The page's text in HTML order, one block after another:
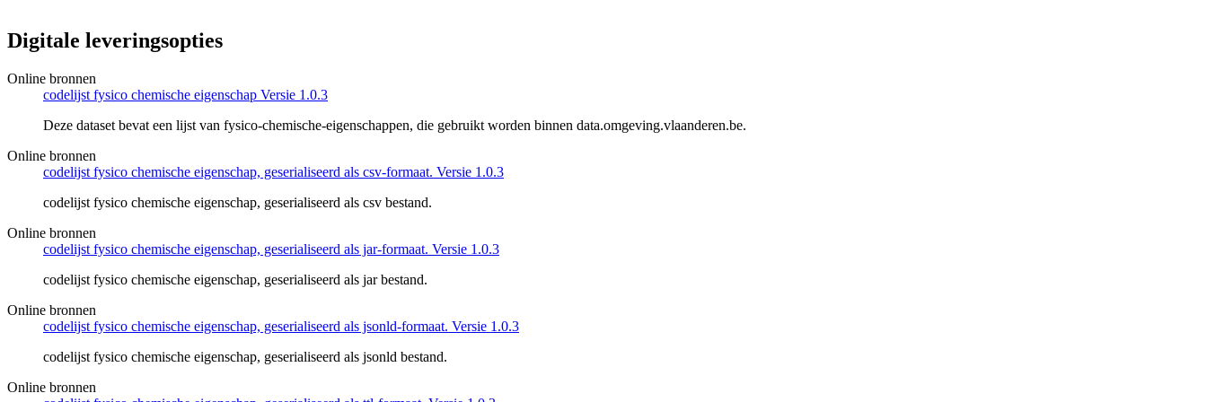
Digitale leveringsopties
Online bronnen
codelijst fysico chemische eigenschap Versie 1.0.3
Deze dataset bevat een lijst van fysico-chemische-eigenschappen, die gebruikt worden binnen data.omgeving.vlaanderen.be.
Online bronnen
codelijst fysico chemische eigenschap, geserialiseerd als csv-formaat. Versie 1.0.3
codelijst fysico chemische eigenschap, geserialiseerd als csv bestand.
Online bronnen
codelijst fysico chemische eigenschap, geserialiseerd als jar-formaat. Versie 1.0.3
codelijst fysico chemische eigenschap, geserialiseerd als jar bestand.
Online bronnen
codelijst fysico chemische eigenschap, geserialiseerd als jsonld-formaat. Versie 1.0.3
codelijst fysico chemische eigenschap, geserialiseerd als jsonld bestand.
Online bronnen